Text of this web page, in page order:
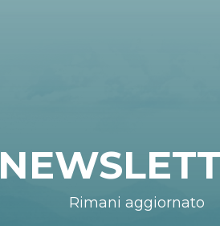
Rimani aggiornato